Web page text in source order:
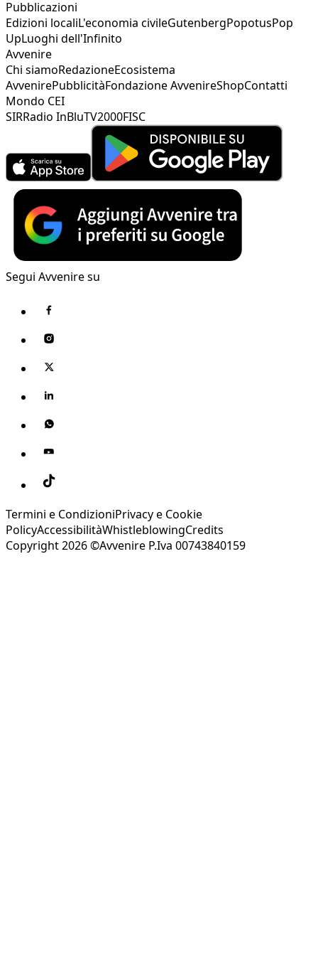
Pubblicazioni
Edizioni localiL'economia civileGutenbergPopotusPop
UpLuoghi dell'Infinito
Avvenire
Chi siamoRedazioneEcosistema
AvvenirePubblicitàFondazione AvvenireShopContatti
Mondo CEI
SIRRadio InBluTV2000FISC
Segui Avvenire su
Termini e CondizioniPrivacy e Cookie
PolicyAccessibilitàWhistleblowingCredits
Copyright 2026 ©Avvenire P.Iva 00743840159